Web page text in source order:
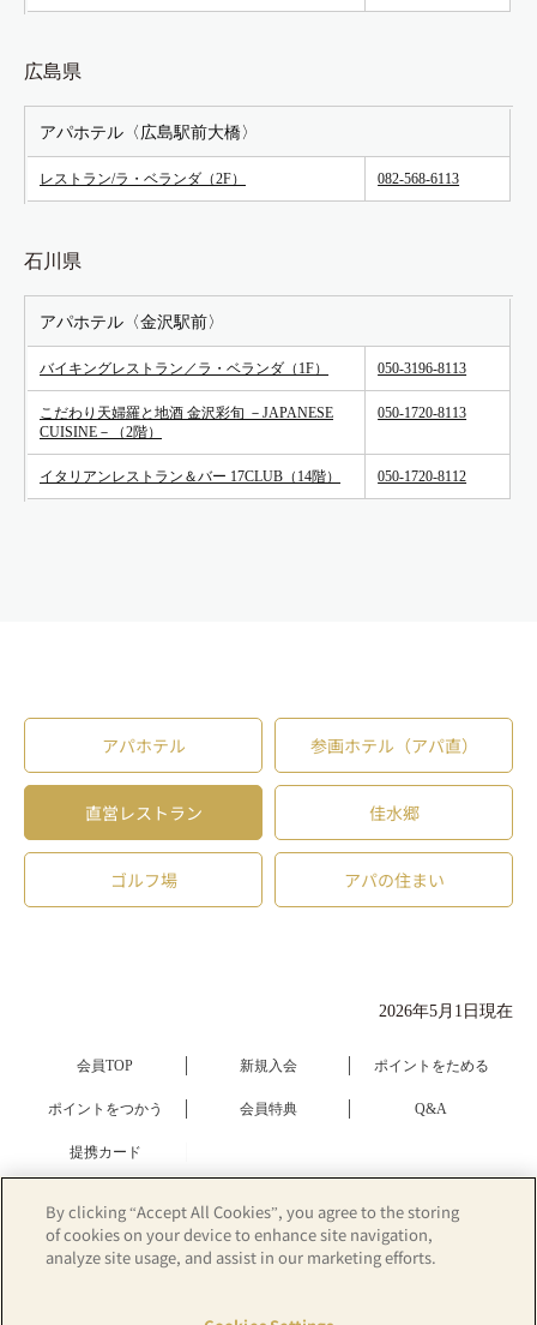
広島県
アパホテル〈広島駅前大橋〉
レストラン/ラ・ベランダ（2F） 082-568-6113
石川県
アパホテル〈金沢駅前〉
バイキングレストラン／ラ・ベランダ（1F） 050-3196-8113
こだわり天婦羅と地酒 金沢彩旬 －JAPANESE
CUISINE－（2階）
050-1720-8113
イタリアンレストラン＆バー 17CLUB（14階） 050-1720-8112
アパホテル 参画ホテル（アパ直）
直営レストラン 佳水郷
ゴルフ場 アパの住まい
2026年5月1日現在
会員TOP 新規入会 ポイントをためる
ポイントをつかう 会員特典 Q&A
提携カード
By clicking “Accept All Cookies”, you agree to the storing
of cookies on your device to enhance site navigation,
analyze site usage, and assist in our marketing efforts.